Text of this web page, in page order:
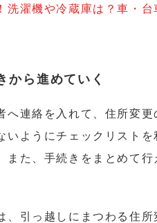
濯機や冷蔵庫は？車・
から進めていく
へ連絡を入れて、住所変
いようにチェックリスト
また、手続きをまとめて
、引っ越しにまつわる住